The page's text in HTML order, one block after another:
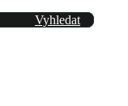
Vyhledat